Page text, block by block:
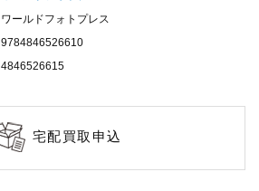
ワールドフォトプレス
9784846526610
4846526615
宅配買取申込